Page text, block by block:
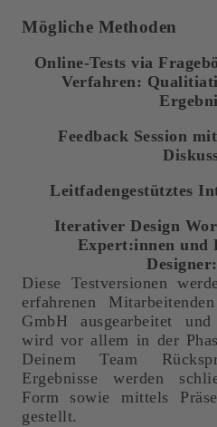
Mögliche Methoden
Online-Tests via
Verfahren:
Feedback Session
Leitfadengestütztes
Iterativer Design
Expert:innen und
Diese Testversionen
erfahrenen
GmbH ausgearbeitet
wird vor allem in der
Deinem Team
Ergebnisse werden
Form sowie mittels
gestellt.